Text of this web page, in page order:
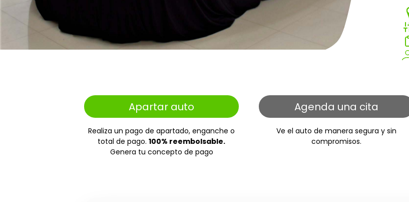
Apartar auto
Realiza un pago de apartado, enganche o
total de pago.100% reembolsable.
Genera tu concepto de pago
Agenda una cita
Ve el auto de manera segura y sin
compromisos.